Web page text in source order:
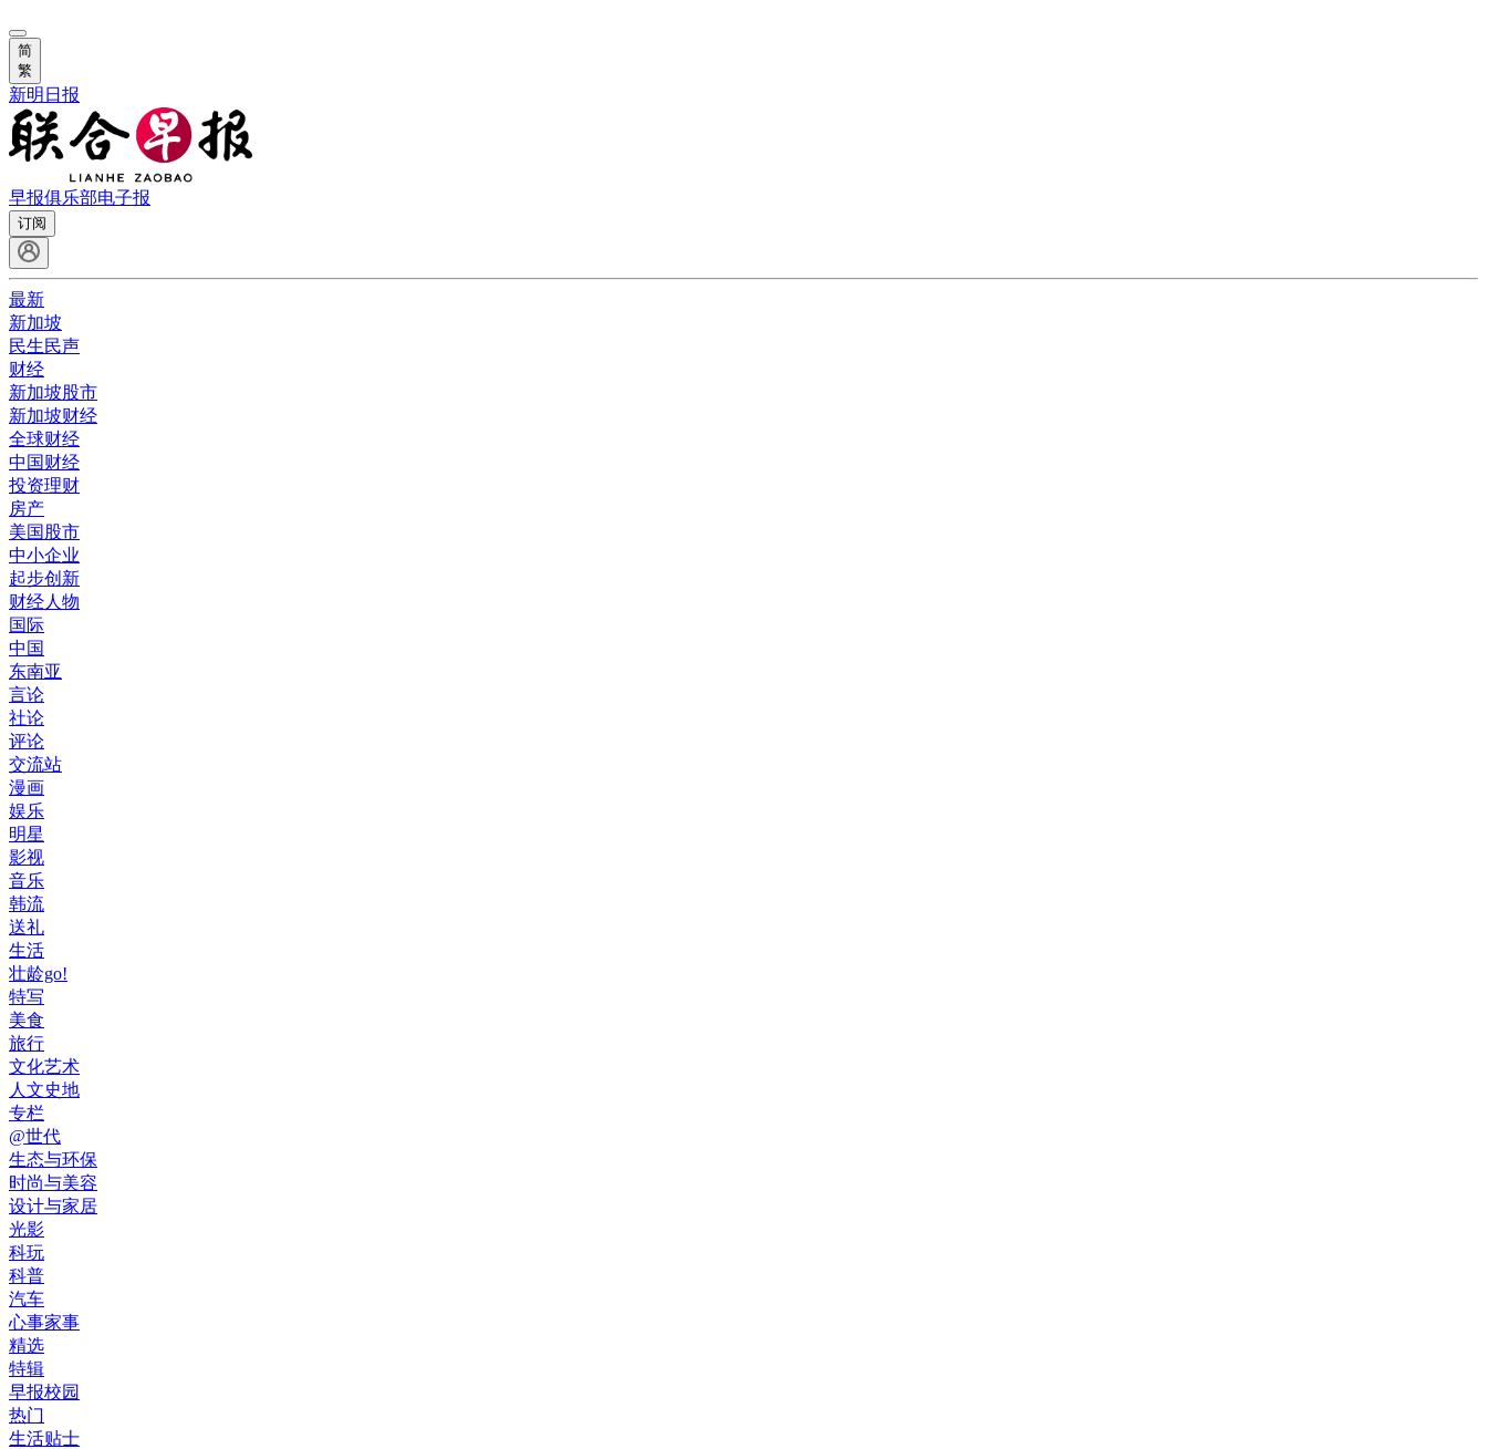
简
繁
新明日报
早报俱乐部电子报
订阅
最新
新加坡
民生民声
财经
新加坡股市
新加坡财经
全球财经
中国财经
投资理财
房产
美国股市
中小企业
起步创新
财经人物
国际
中国
东南亚
言论
社论
评论
交流站
漫画
娱乐
明星
影视
音乐
韩流
送礼
生活
壮龄go!
特写
美食
旅行
文化艺术
人文史地
专栏
@世代
生态与环保
时尚与美容
设计与家居
光影
科玩
科普
汽车
心事家事
精选
特辑
早报校园
热门
生活贴士